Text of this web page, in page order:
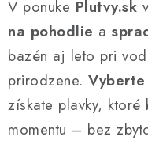
p
i
s
V ponuke Plutvy.sk
na pohodlie a
bazén aj leto pri
prirodzene.
získate plavky,
momentu – bez